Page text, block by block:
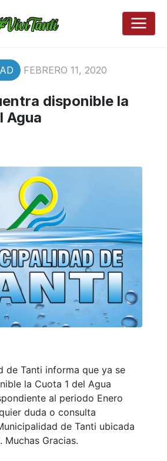
FEBRERO 11, 2020
disponible la
Agua
de Tanti informa que ya se
la Cuota 1 del Agua
al periodo Enero
duda o consulta
de Tanti ubicada
Muchas Gracias.